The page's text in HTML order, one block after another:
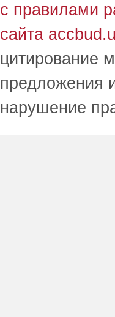
с правилами
сайта
цитирование
предложения
нарушение